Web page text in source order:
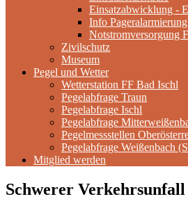
Einsatzabwicklung -
Info Pageralarmierung
Notstromversorgung
Zivilschutz
Museum
Pegel und Wetter
Wetterstation FF Bad Ischl
Pegelabfrage Traun
Pegelabfrage Ischl
Pegelabfrage
Pegelmessstellen
Pegelabfrage Weißenbach
Mitglied werden
Schwerer